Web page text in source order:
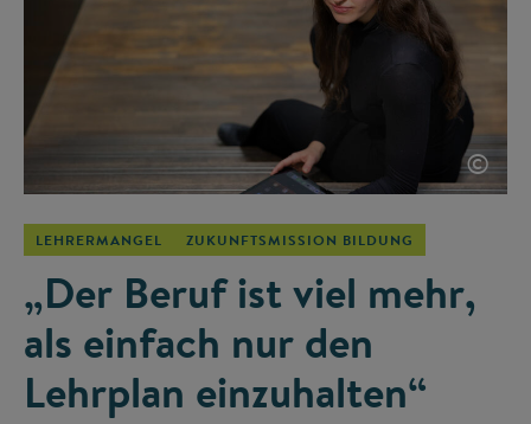
©
LEHRERMANGEL ZUKUNFTSMISSION BILDUNG
„Der Beruf ist viel mehr,
als einfach nur den
Lehrplan einzuhalten“